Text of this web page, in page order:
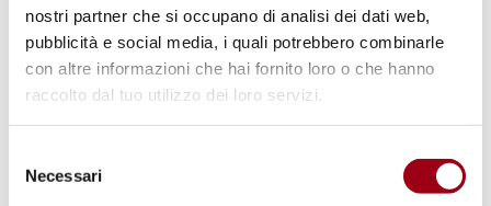
nostri partner che si occupano di analisi dei dati web,
pubblicità e social media, i quali potrebbero combinarle
con altre informazioni che hai fornito loro o che hanno
raccolto dal tuo utilizzo dei loro servizi.
delNecessari
Per l’iscrizione è necessario compilare il
modulo di iscrizione e caricarlo al seguente
link: